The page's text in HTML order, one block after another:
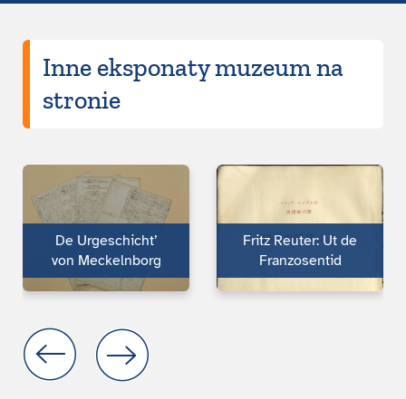
Inne eksponaty muzeum na
stronie
De Urgeschicht’
von Meckelnborg
Fritz Reuter: Ut de
Franzosentid